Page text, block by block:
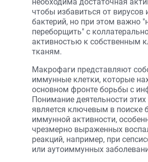
чтобы избавиться от вирусов
бактерий, но при этом важно
переборщить" с
активностью к собственным
тканям.
Макрофаги представляют
иммунные клетки, которые
основном фронте борьбы с
Понимание деятельности этих
является ключевым в поиске
иммунной активности,
чрезмерно выраженных
реакций, например, при
или аутоиммунных